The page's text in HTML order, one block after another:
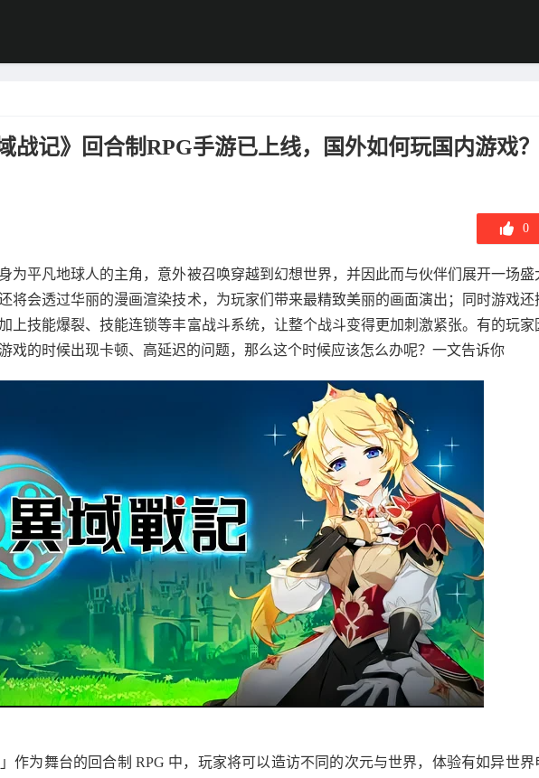
战记》回合制RPG手游已上线，国外如何玩国内游戏？
0
为平凡地球人的主角，意外被召唤穿越到幻想世界，并因此而与伙伴们展开一场盛
将会透过华丽的漫画渲染技术，为玩家们带来最精致美丽的画面演出；同时游戏还
上技能爆裂、技能连锁等丰富战斗系统，让整个战斗变得更加刺激紧张。有的玩家
戏的时候出现卡顿、高延迟的问题，那么这个时候应该怎么办呢？一文告诉你
作为舞台的回合制 RPG 中，玩家将可以造访不同的次元与世界，体验有如异世界